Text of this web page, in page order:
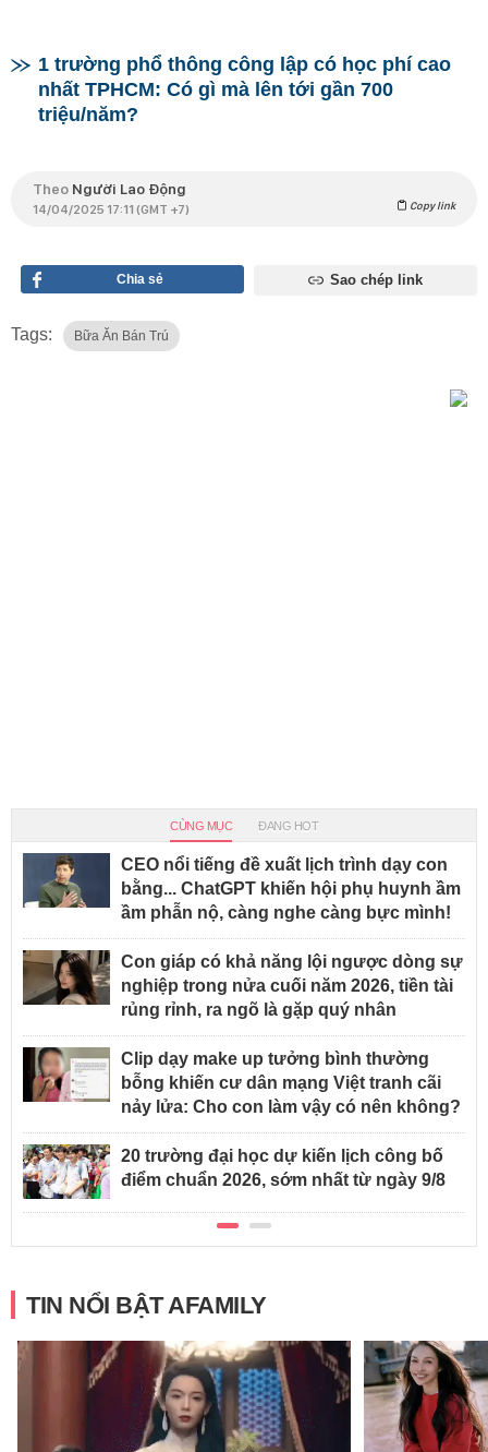
1 trường phổ thông công lập có học phí cao
nhất TPHCM: Có gì mà lên tới gần 700
triệu/năm?
Theo Người Lao Động
14/04/2025 17:11 (GMT +7) Copy link
Chia sẻ Sao chép link
Tags: Bữa Ăn Bán Trú
CÙNG MỤC ĐANG HOT
CEO nổi tiếng đề xuất lịch trình dạy con
bằng... ChatGPT khiến hội phụ huynh ầm
ầm phẫn nộ, càng nghe càng bực mình!
Con giáp có khả năng lội ngược dòng sự
nghiệp trong nửa cuối năm 2026, tiền tài
rủng rỉnh, ra ngõ là gặp quý nhân
Clip dạy make up tưởng bình thường
bỗng khiến cư dân mạng Việt tranh cãi
nảy lửa: Cho con làm vậy có nên không?
20 trường đại học dự kiến lịch công bố
điểm chuẩn 2026, sớm nhất từ ngày 9/8
TIN NỔI BẬT AFAMILY